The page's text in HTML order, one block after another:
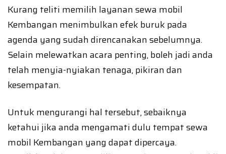
Kurang teliti memilih layanan sewa mobil
Kembangan menimbulkan efek buruk pada
agenda yang sudah direncanakan sebelumnya.
Selain melewatkan acara penting, boleh jadi anda
telah menyia-nyiakan tenaga, pikiran dan
kesempatan.
Untuk mengurangi hal tersebut, sebaiknya
ketahui jika anda mengamati dulu tempat sewa
mobil Kembangan yang dapat dipercaya.